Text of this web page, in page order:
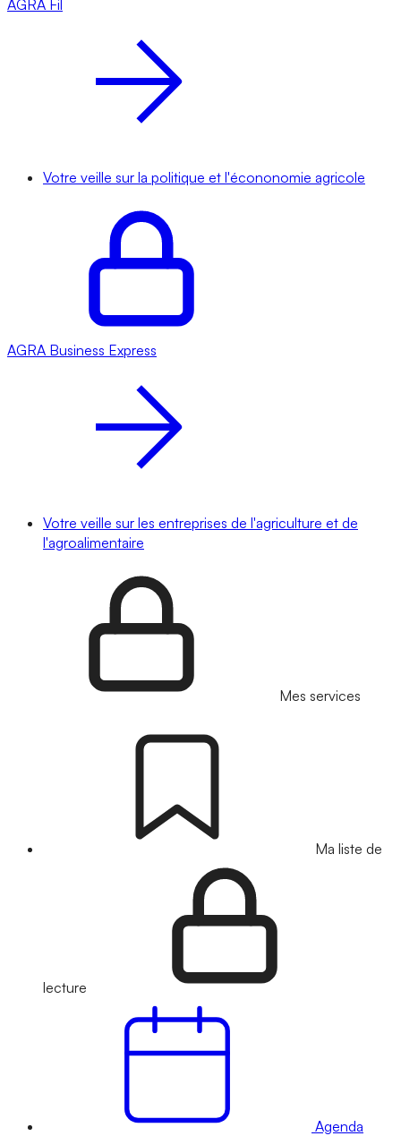
AGRA Fil
Votre veille sur la politique et l'écononomie agricole
AGRA Business Express
Votre veille sur les entreprises de l'agriculture et de
l'agroalimentaire
Mes services
Ma liste de
lecture
Agenda